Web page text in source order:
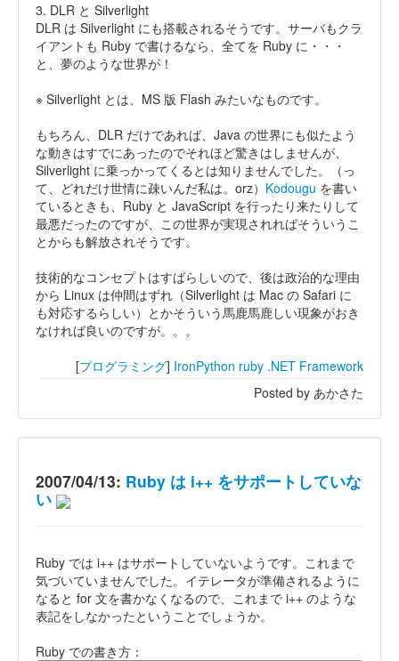
3. DLR と Silverlight
DLR は Silverlight にも搭載されるそうです。サーバもクラ
イアントも Ruby で書けるなら、全てを Ruby に・・・
と、夢のような世界が！
※ Silverlight とは、MS 版 Flash みたいなものです。
もちろん、DLR だけであれば、Java の世界にも似たよう
な動きはすでにあったのでそれほど驚きはしませんが、
Silverlight に乗っかってくるとは知りませんでした。（っ
て、どれだけ世情に疎いんだ私は。orz） Kodougu を書い
ているときも、Ruby と JavaScript を行ったり来たりして
最悪だったのですが、この世界が実現されればそういうこ
とからも解放されそうです。
技術的なコンセプトはすばらしいので、後は政治的な理由
から Linux は仲間はずれ（Silverlight は Mac の Safari に
も対応するらしい）とかそういう馬鹿馬鹿しい現象がおき
なければ良いのですが。。。
[プログラミング] IronPython ruby .NET Framework
Posted by あかさた
2007/04/13: Ruby は i++ をサポートしていな
い
Ruby では i++ はサポートしていないようです。これまで
気づいていませんでした。イテレータが準備されるように
なると for 文を書かなくなるので、これまで i++ のような
表記をしなかったということでしょうか。
Ruby での書き方：